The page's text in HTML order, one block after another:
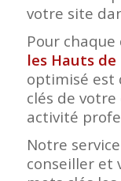
votre site
Pour
les Hauts de
optimisé est
clés de
activité
Notre
conseiller et